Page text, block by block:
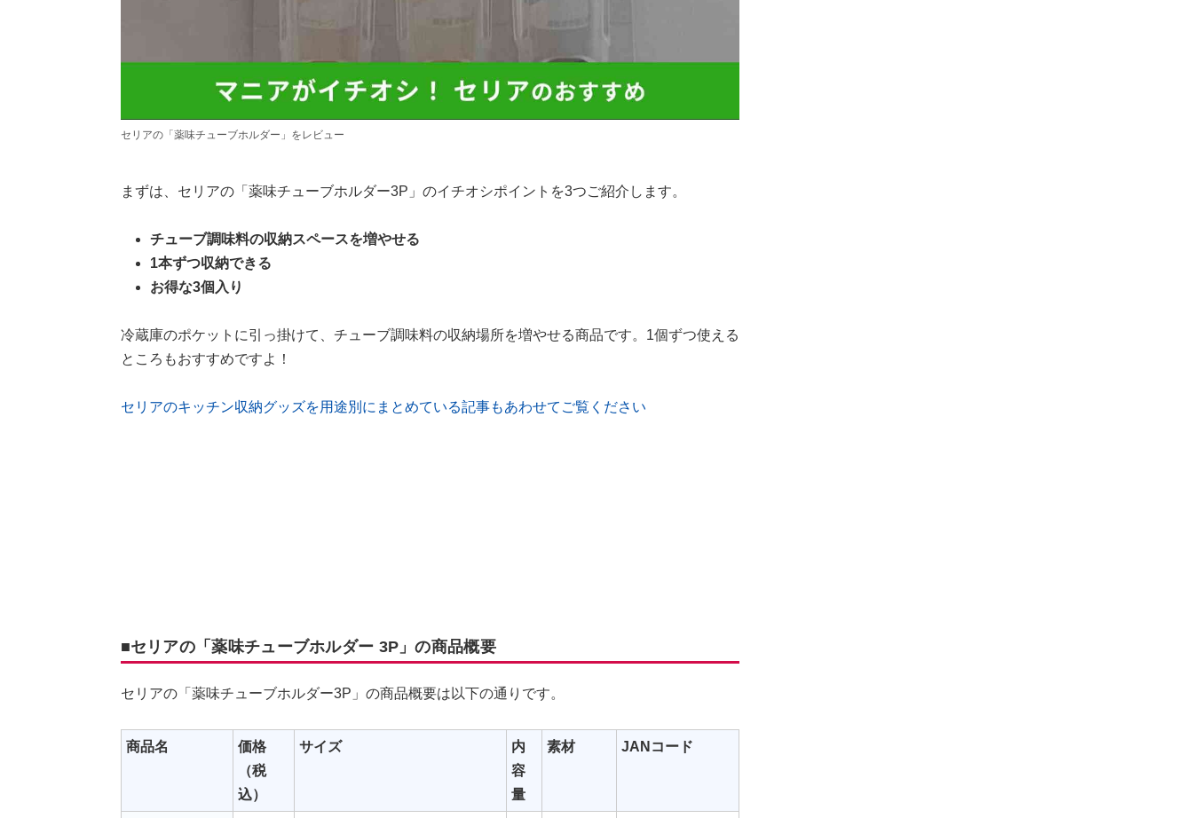
セリアの「薬味チューブホルダー」をレビュー
まずは、セリアの「薬味チューブホルダー3P」のイチオシポイントを3つご紹介します。
チューブ調味料の収納スペースを増やせる
1本ずつ収納できる
お得な3個入り
冷蔵庫のポケットに引っ掛けて、チューブ調味料の収納場所を増やせる商品です。1個ずつ使える
ところもおすすめですよ！
セリアのキッチン収納グッズを用途別にまとめている記事もあわせてご覧ください
■セリアの「薬味チューブホルダー 3P」の商品概要
セリアの「薬味チューブホルダー3P」の商品概要は以下の通りです。
商品名
価格
（税
込）
サイズ
内
容
量
素材 JANコード